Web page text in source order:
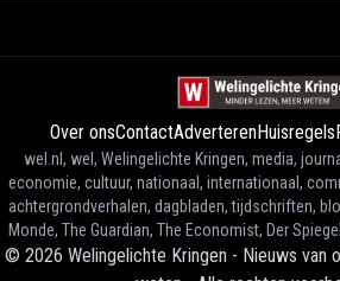
Over onsContactAdverterenHuisregels
wel.nl, wel, Welingelichte Kringen, media,
economie, cultuur, nationaal, internationaal,
achtergrondverhalen, dagbladen, tijdschriften,
Monde, The Guardian, The Economist, Der
© 2026 Welingelichte Kringen - Nieuws van